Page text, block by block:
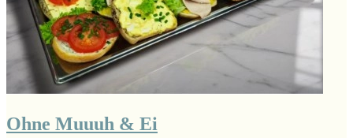
Ohne Muuuh & Ei